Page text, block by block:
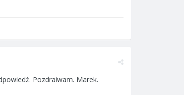
Pozdraiwam. Marek.